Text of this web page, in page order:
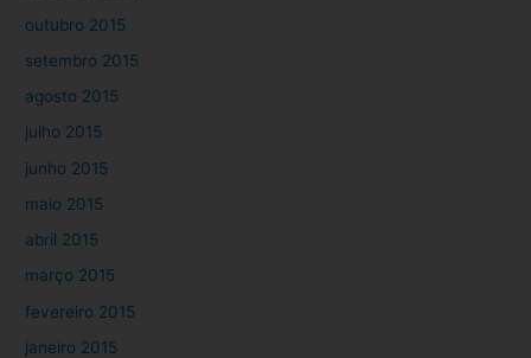
outubro 2015
setembro 2015
agosto 2015
julho 2015
junho 2015
maio 2015
abril 2015
março 2015
fevereiro 2015
janeiro 2015